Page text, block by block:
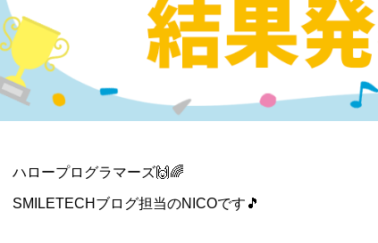
ハロープログラマーズ🙌🌈
SMILETECHブログ担当のNICOです🎵